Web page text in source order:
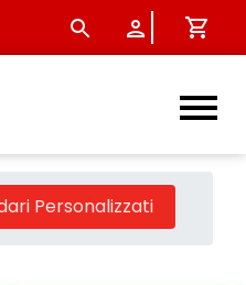
-
Personalizzati